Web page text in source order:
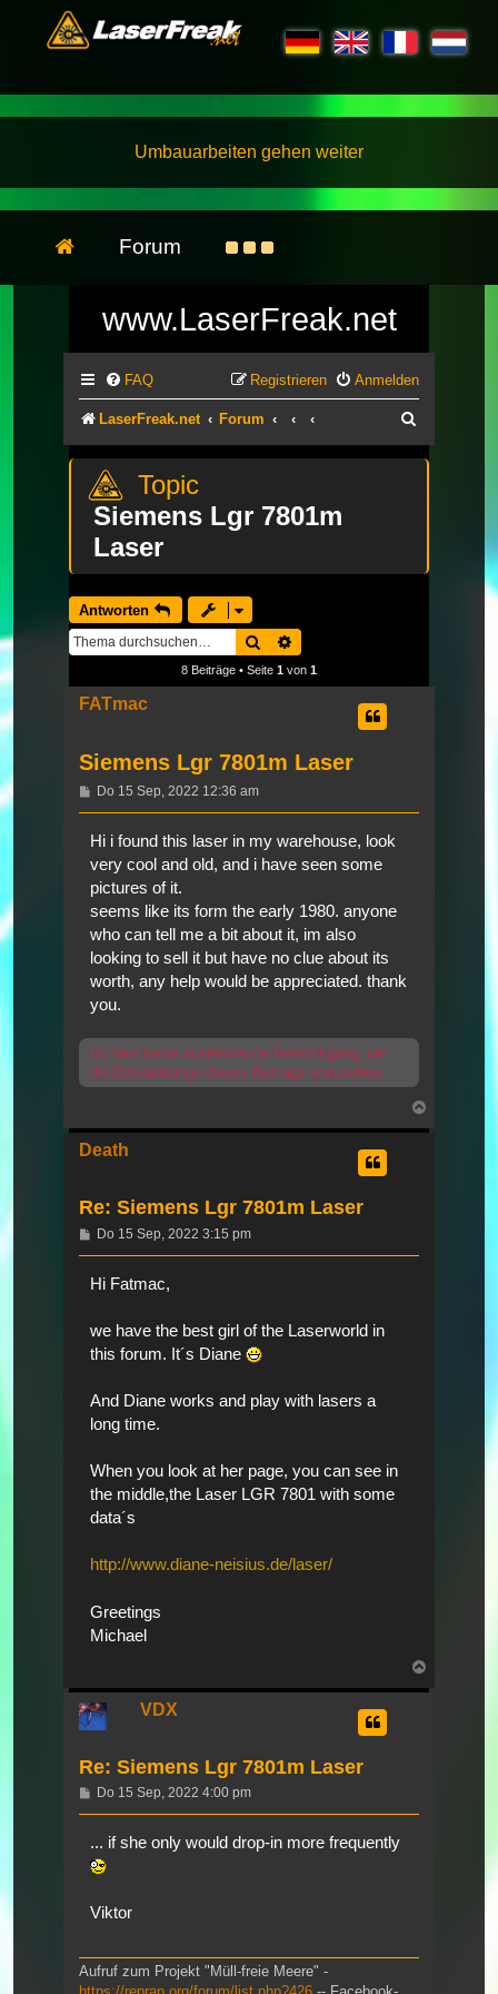
Umbauarbeiten gehen weiter
Forum
www.LaserFreak.net
FAQ Anmelden
Registrieren
LaserFreak.net Forum
Siemens Lgr 7801m
Laser
Antworten
Suche
8 Beiträge • Seite 1 von 1
FATmac
Siemens Lgr 7801m Laser
Beitrag
Do 15 Sep, 2022 12:36 am
Hi i found this laser in my warehouse, look
very cool and old, and i have seen some
pictures of it.
seems like its form the early 1980. anyone
who can tell me a bit about it, im also
looking to sell it but have no clue about its
worth, any help would be appreciated. thank
you.
Du hast keine ausreichende Berechtigung, um
die Dateianhänge dieses Beitrags anzusehen.
oben
Death
Re: Siemens Lgr 7801m Laser
Beitrag
Do 15 Sep, 2022 3:15 pm
Hi Fatmac,
we have the best girl of the Laserworld in
this forum. It´s Diane
And Diane works and play with lasers a
long time.
When you look at her page, you can see in
the middle,the Laser LGR 7801 with some
data´s
http://www.diane-neisius.de/laser/
Greetings
Michael
VDX
Re: Siemens Lgr 7801m Laser
Beitrag
Do 15 Sep, 2022 4:00 pm
... if she only would drop-in more frequently
Viktor
Aufruf zum Projekt "Müll-freie Meere" -